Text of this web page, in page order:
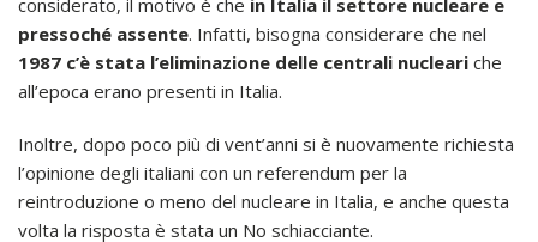
considerato, il motivo è che in Italia il settore nucleare e
pressoché assente. Infatti, bisogna considerare che nel
1987 c’è stata l’eliminazione delle centrali nucleari che
all’epoca erano presenti in Italia.
Inoltre, dopo poco più di vent’anni si è nuovamente richiesta
l’opinione degli italiani con un referendum per la
reintroduzione o meno del nucleare in Italia, e anche questa
volta la risposta è stata un No schiacciante.